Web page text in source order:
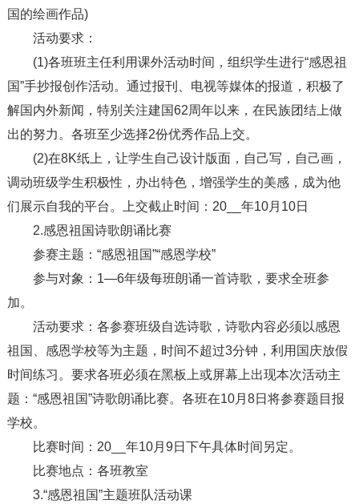
国的绘画作品)
活动要求：
(1)各班班主任利用课外活动时间，组织学生进行“感恩祖
国”手抄报创作活动。通过报刊、电视等媒体的报道，积极了
解国内外新闻，特别关注建国62周年以来，在民族团结上做
出的努力。各班至少选择2份优秀作品上交。
(2)在8K纸上，让学生自己设计版面，自己写，自己画，
调动班级学生积极性，办出特色，增强学生的美感，成为他
们展示自我的平台。上交截止时间：20__年10月10日
2.感恩祖国诗歌朗诵比赛
参赛主题：“感恩祖国”“感恩学校”
参与对象：1—6年级每班朗诵一首诗歌，要求全班参
加。
活动要求：各参赛班级自选诗歌，诗歌内容必须以感恩
祖国、感恩学校等为主题，时间不超过3分钟，利用国庆放假
时间练习。要求各班必须在黑板上或屏幕上出现本次活动主
题：“感恩祖国”诗歌朗诵比赛。各班在10月8日将参赛题目报
学校。
比赛时间：20__年10月9日下午具体时间另定。
比赛地点：各班教室
3.“感恩祖国”主题班队活动课